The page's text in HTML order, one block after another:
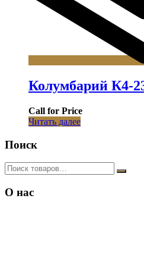
Колумбарий К4-
Call for Price
Читать далее
Поиск
О нас